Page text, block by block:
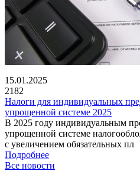
15.01.2025
2182
Налоги для индивидуальных
упрощенной системе 2025
В 2025 году индивидуальным
упрощенной системе
с увеличением обязательных пл
Подробнее
Все новости